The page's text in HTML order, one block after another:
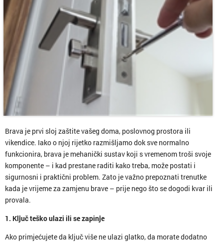
Brava je prvi sloj zaštite vašeg doma, poslovnog prostora ili
vikendice. Iako o njoj rijetko razmišljamo dok sve normalno
funkcionira, brava je mehanički sustav koji s vremenom troši svoje
komponente – i kad prestane raditi kako treba, može postati i
sigurnosni i praktični problem. Zato je važno prepoznati trenutke
kada je vrijeme za zamjenu brave – prije nego što se dogodi kvar ili
provala.
1. Ključ teško ulazi ili se zapinje
Ako primjećujete da ključ više ne ulazi glatko, da morate dodatno